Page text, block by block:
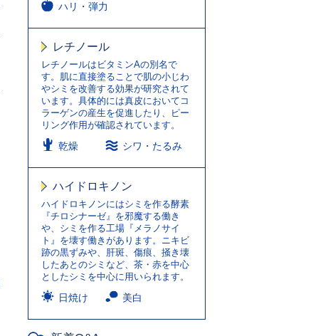
ハリ・弾力
レチノール
レチノールはビタミンAの別名で
す。肌に直接塗ることで肌の小じわ
やシミを改善する効果が研究されて
います。具体的には真皮においてコ
ラーゲンの産生を促進したり、ピー
リング作用が確認されています。
乾燥 シワ・たるみ
ハイドロキノン
ハイドロキノンにはシミを作る酵素
『チロシナーゼ』を邪魔する働き
や、シミを作る工場『メラノサイ
ト』を壊す働きがあります。ニキビ
跡の黒ずみや、肝斑、傷痕、掻き壊
したあとのシミなど、茶・赤を中心
としたシミを中心に用いられます。
日焼け 美白